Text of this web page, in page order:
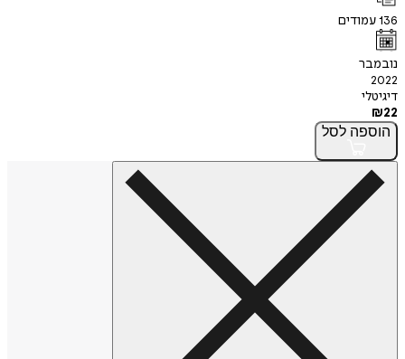
136עמודים
נובמבר
2022
דיגיטלי
₪22
הוספה לסל